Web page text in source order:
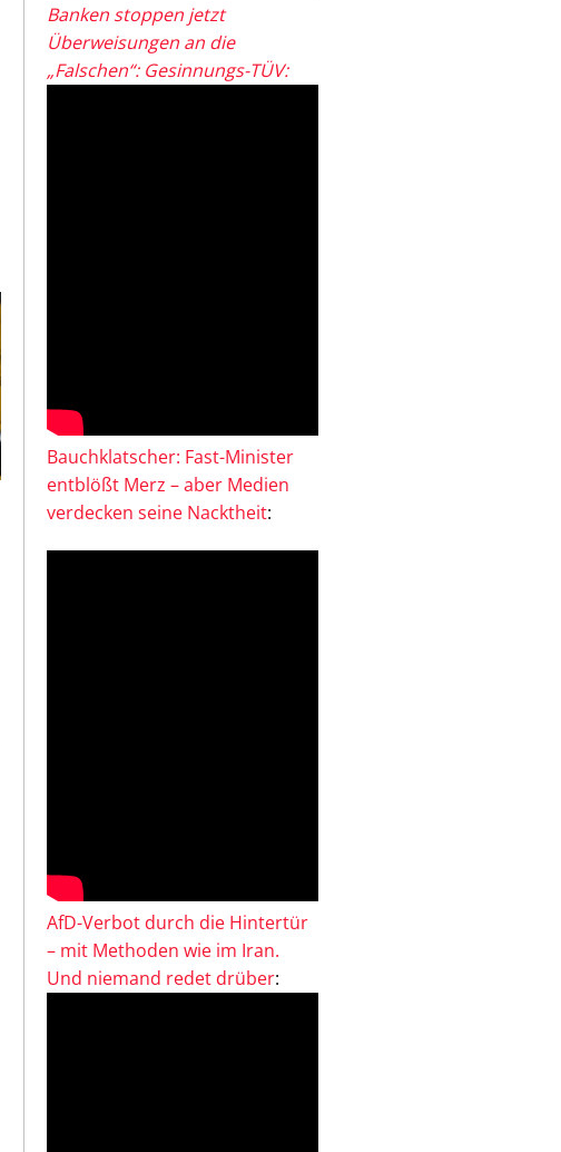
Banken stoppen jetzt
Überweisungen an die
„Falschen“: Gesinnungs-TÜV:
Bauchklatscher: Fast-Minister
entblößt Merz – aber Medien
verdecken seine Nacktheit:
AfD-Verbot durch die Hintertür
– mit Methoden wie im Iran.
Und niemand redet drüber: